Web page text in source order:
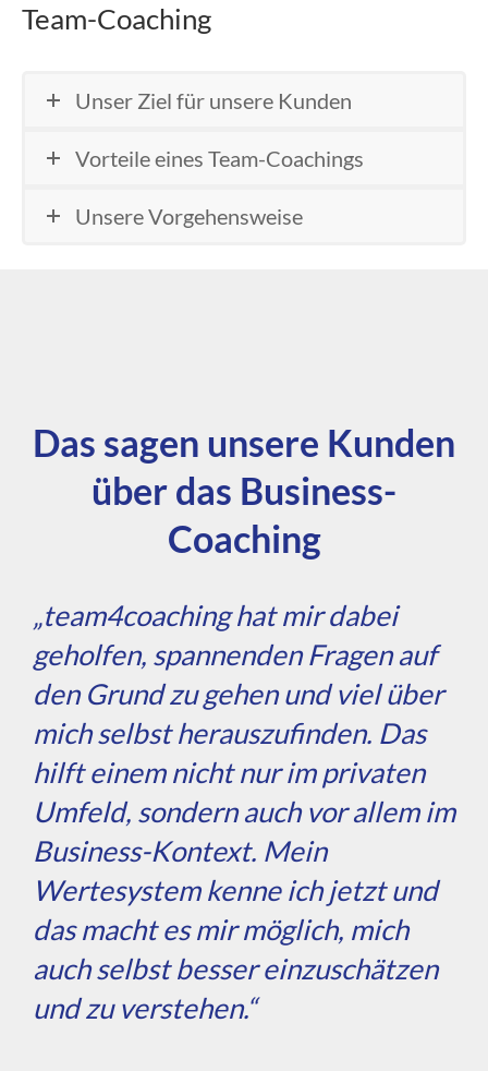
Team-Coaching
Unser Ziel für unsere Kunden
Vorteile eines Team-Coachings
Unsere Vorgehensweise
Das sagen unsere Kunden
über das Business-
Coaching
„team4coaching hat mir dabei
geholfen, spannenden Fragen auf
den Grund zu gehen und viel über
mich selbst herauszufinden. Das
hilft einem nicht nur im privaten
Umfeld, sondern auch vor allem im
Business-Kontext. Mein
Wertesystem kenne ich jetzt und
das macht es mir möglich, mich
auch selbst besser einzuschätzen
und zu verstehen.“